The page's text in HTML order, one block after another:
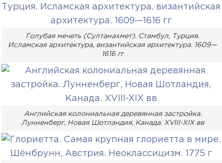
Голубая мечеть (Султанахмет). Стамбул, Турция.
Исламская архитектура, византийская архитектура. 1609—
1616 гг
Английская колониальная деревянная застройка.
Лунненберг, Новая Шотландия, Канада. XVIII-XIX вв